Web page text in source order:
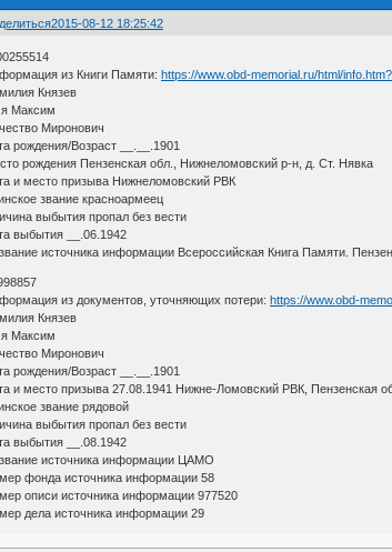
2015-08-12 18:25:42
из Книги Памяти:https://www.obd-memorial.ru/html/
Князев
Максим
Миронович
рождения/Возраст __.__.1901
рождения Пензенская обл., Нижнеломовский р-н, д. Ст. Нявка
и место призыва Нижнеломовский РВК
звание красноармеец
выбытия пропал без вести
выбытия __.06.1942
источника информации Всероссийская Книга Памяти.
из документов, уточняющих потери:https://www.obd-
Князев
Максим
Миронович
рождения/Возраст __.__.1901
и место призыва 27.08.1941 Нижне-Ломовский РВК, Пензенская
звание рядовой
выбытия пропал без вести
выбытия __.08.1942
источника информации ЦАМО
фонда источника информации 58
описи источника информации 977520
дела источника информации 29